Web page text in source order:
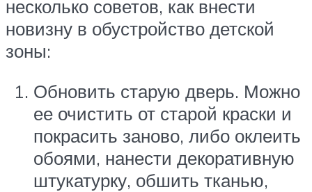
несколько советов, как внести
новизну в обустройство детской
зоны:
Обновить старую дверь. Можно
ее очистить от старой краски и
покрасить заново, либо оклеить
обоями, нанести декоративную
штукатурку, обшить тканью,